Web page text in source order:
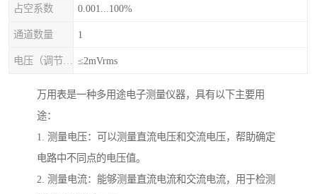
占空系数 0.001...100%
通道数量 1
≤2mVrms
万用表是一种多用途电子测量仪器，具有以下主要用
途：
1. 测量电压：可以测量直流电压和交流电压，帮助确定
电路中不同点的电压值。
2. 测量电流：能够测量直流电流和交流电流，用于检测